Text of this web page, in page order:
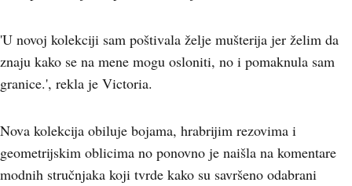
'U novoj kolekciji sam poštivala želje mušterija jer želim da
znaju kako se na mene mogu osloniti, no i pomaknula sam
granice.', rekla je Victoria.
Nova kolekcija obiluje bojama, hrabrijim rezovima i
geometrijskim oblicima no ponovno je naišla na komentare
modnih stručnjaka koji tvrde kako su savršeno odabrani